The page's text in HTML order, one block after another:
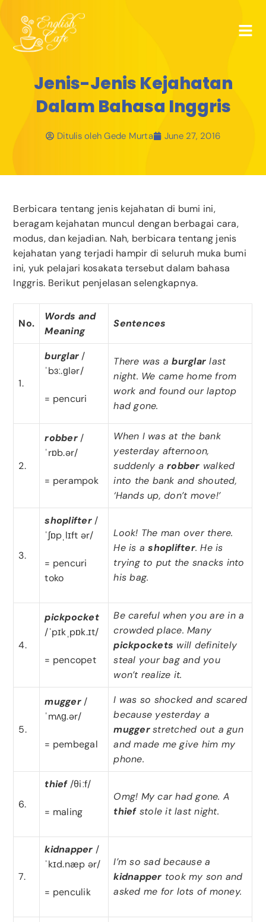
Jenis-Jenis Kejahatan
Dalam Bahasa Inggris
Ditulis oleh Gede Murta June 27, 2016
Berbicara tentang jenis kejahatan di bumi ini,
beragam kejahatan muncul dengan berbagai cara,
modus, dan kejadian. Nah, berbicara tentang jenis
kejahatan yang terjadi hampir di seluruh muka bumi
ini, yuk pelajari kosakata tersebut dalam bahasa
Inggris. Berikut penjelasan selengkapnya.
No.
Words and
Meaning
Sentences
1.
burglar /
ˈbɜː.ɡlər/
= pencuri
There was aburglar last
night. We came home from
work and found our laptop
had gone.
2.
robber/
ˈrɒb.ər/
= perampok
When I was at the bank
yesterday afternoon,
suddenly arobber walked
into the bank and shouted,
‘Hands up, don’t move!’
3.
shoplifter/
ˈʃɒpˌlɪft ər/
= pencuri
toko
Look! The man over there.
He is ashoplifter. He is
trying to put the snacks into
his bag.
4.
pickpocket
/ˈpɪkˌpɒk.ɪt/
= pencopet
Be careful when you are in a
crowded place. Many
pickpockets will definitely
steal your bag and you
won’t realize it.
5.
mugger/
ˈmʌɡ.ər/
= pembegal
I was so shocked and scared
because yesterday a
muggerstretched out a gun
and made me give him my
phone.
6.
thief/θiːf/
= maling
Omg! My car had gone. A
thiefstole it last night.
7.
kidnapper /
ˈkɪd.næp ər/
= penculik
I’m so sad because a
kidnapper took my son and
asked me for lots of money.